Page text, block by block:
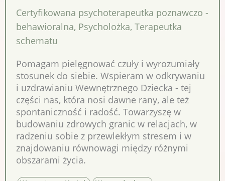
Certyfikowana psychoterapeutka poznawczo -
behawioralna, Psycholożka, Terapeutka
schematu
Pomagam pielęgnować czuły i wyrozumiały
stosunek do siebie. Wspieram w odkrywaniu
i uzdrawianiu Wewnętrznego Dziecka - tej
części nas, która nosi dawne rany, ale też
spontaniczność i radość. Towarzyszę w
budowaniu zdrowych granic w relacjach, w
radzeniu sobie z przewlekłym stresem i w
znajdowaniu równowagi między różnymi
obszarami życia.